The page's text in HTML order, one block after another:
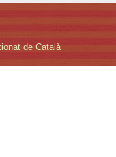
de Català